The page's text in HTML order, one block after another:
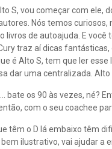
S, vou começar com ele,
Nós temos
de autoajuda. E
traz aí dicas
é Alto S, tem que ler
dar uma centralizada.
os 90 às vezes, né?
com o seu coachee
têm o D lá embaixo têm
ilustrativo, vai ajudar